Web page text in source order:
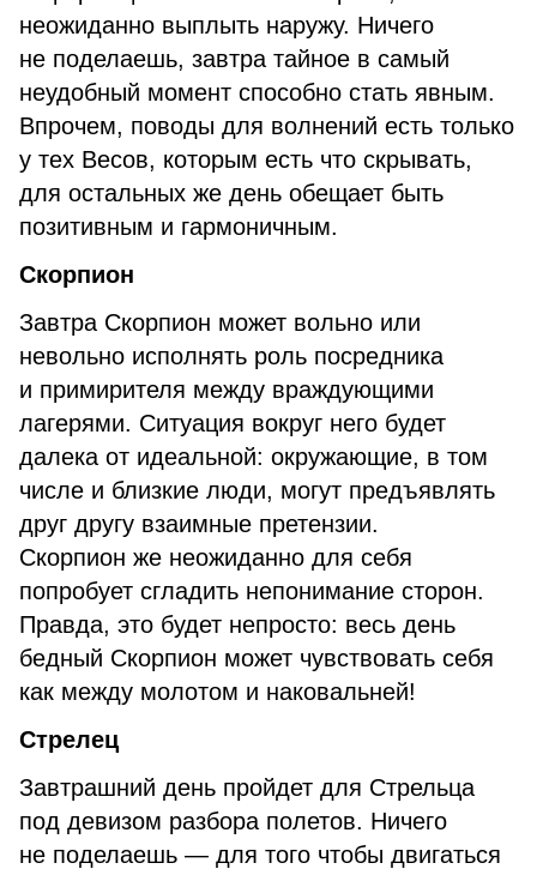
неожиданно выплыть наружу. Ничего
не поделаешь, завтра тайное в самый
неудобный момент способно стать явным.
Впрочем, поводы для волнений есть только
у тех Весов, которым есть что скрывать,
для остальных же день обещает быть
позитивным и гармоничным.
Скорпион
Завтра Скорпион может вольно или
невольно исполнять роль посредника
и примирителя между враждующими
лагерями. Ситуация вокруг него будет
далека от идеальной: окружающие, в том
числе и близкие люди, могут предъявлять
друг другу взаимные претензии.
Скорпион же неожиданно для себя
попробует сгладить непонимание сторон.
Правда, это будет непросто: весь день
бедный Скорпион может чувствовать себя
как между молотом и наковальней!
Стрелец
Завтрашний день пройдет для Стрельца
под девизом разбора полетов. Ничего
не поделаешь — для того чтобы двигаться